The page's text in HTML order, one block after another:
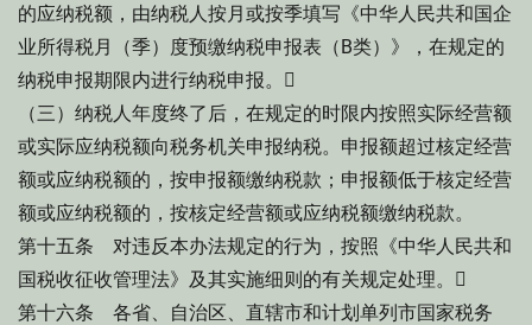
的应纳税额，由纳税人按月或按季填写《中华人民共和国企
业所得税月（季）度预缴纳税申报表（B类）》，在规定的
纳税申报期限内进行纳税申报。
（三）纳税人年度终了后，在规定的时限内按照实际经营额
或实际应纳税额向税务机关申报纳税。申报额超过核定经营
额或应纳税额的，按申报额缴纳税款；申报额低于核定经营
额或应纳税额的，按核定经营额或应纳税额缴纳税款。
第十五条 对违反本办法规定的行为，按照《中华人民共和
国税收征收管理法》及其实施细则的有关规定处理。
第十六条 各省、自治区、直辖市和计划单列市国家税务